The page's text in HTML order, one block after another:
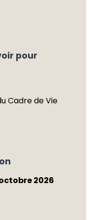
pour
Cadre de Vie
2026